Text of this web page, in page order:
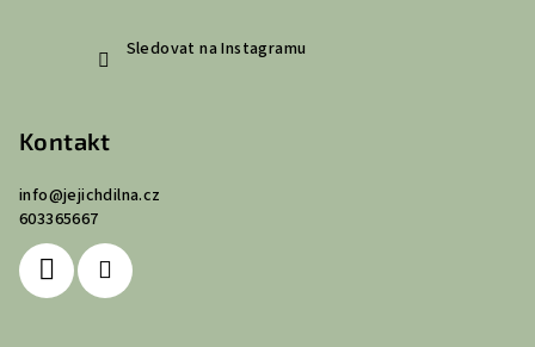
Sledovat na Instagramu
Kontakt
info@jejichdilna.cz
603365667